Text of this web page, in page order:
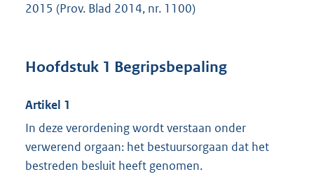
2015 (Prov. Blad 2014, nr. 1100)
Hoofdstuk 1 Begripsbepaling
Artikel 1
In deze verordening wordt verstaan onder
verwerend orgaan: het bestuursorgaan dat het
bestreden besluit heeft genomen.